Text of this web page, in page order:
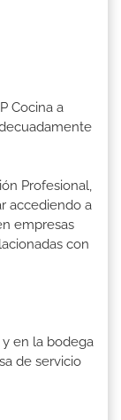
Cocina a
Profesional,
accediendo a
empresas
con
en la bodega
de servicio